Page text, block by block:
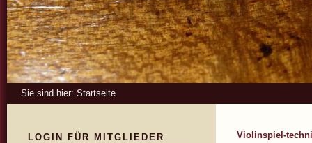
Sie sind hier: Startseite
Violinspiel-
LOGIN FÜR MITGLIEDER